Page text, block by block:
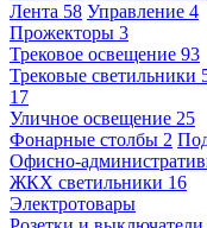
Лента 58 Управление 4
Прожекторы 3
Трековое освещение 93
Трековые светильники
17
Уличное освещение 25
Фонарные столбы 2
Офисно-
ЖКХ светильники 16
Электротовары